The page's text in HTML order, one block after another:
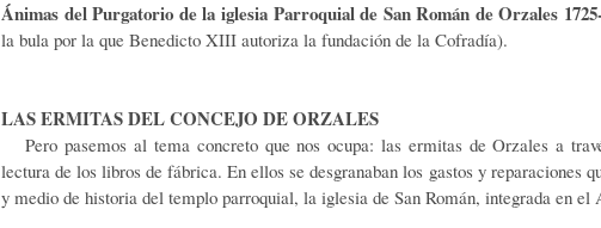
Ánimas del Purgatorio de la iglesia Parroquial de San Román de Orzales
la bula por la que Benedicto XIII autoriza la fundación de la Cofradía).
LAS ERMITAS DEL CONCEJO DE ORZALES
Pero pasemos al tema concreto que nos ocupa: las ermitas de Orzales a
lectura de los libros de fábrica. En ellos se desgranaban los gastos y reparaciones
y medio de historia del templo parroquial, la iglesia de San Román, integrada en el